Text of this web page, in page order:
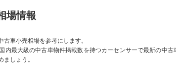
場情報
車小売相場を参考にします。
内最大級の中古車物件掲載数を持つカーセンサーで最新の中古
しょう。